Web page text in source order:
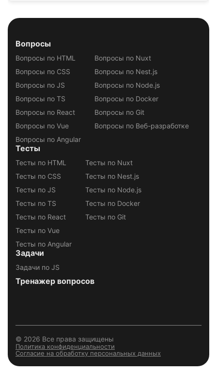
Вопросы
Вопросы по HTML
Вопросы по CSS
Вопросы по JS
Вопросы по TS
Вопросы по React
Вопросы по Vue
Вопросы по Angular
Вопросы по Nuxt
Вопросы по Nest.js
Вопросы по Node.js
Вопросы по Docker
Вопросы по Git
Вопросы по Веб-разработке
Тесты
Тесты по HTML
Тесты по CSS
Тесты по JS
Тесты по TS
Тесты по React
Тесты по Vue
Тесты по Angular
Тесты по Nuxt
Тесты по Nest.js
Тесты по Node.js
Тесты по Docker
Тесты по Git
Задачи
Задачи по JS
Тренажер вопросов
© 2026 Все права защищены
Политика конфиденциальности
Согласие на обработку персональных данных